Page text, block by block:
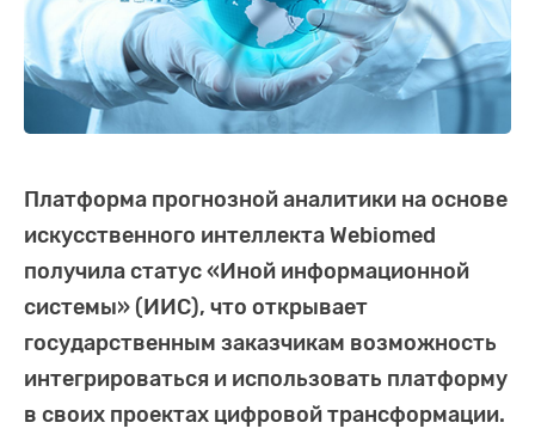
Платформа прогнозной аналитики на основе
искусственного интеллекта Webiomed
получила статус «Иной информационной
системы» (ИИС), что открывает
государственным заказчикам возможность
интегрироваться и использовать платформу
в своих проектах цифровой трансформации.